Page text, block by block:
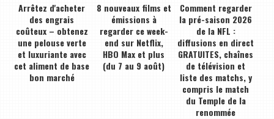
Arrêtez d'acheter
des engrais
coûteux – obtenez
une pelouse verte
et luxuriante avec
cet aliment de base
bon marché
8 nouveaux films et
émissions à
regarder ce week-
end sur Netflix,
HBO Max et plus
(du 7 au 9 août)
Comment regarder
la pré-saison 2026
de la NFL :
diffusions en direct
GRATUITES, chaînes
de télévision et
liste des matchs, y
compris le match
du Temple de la
renommée